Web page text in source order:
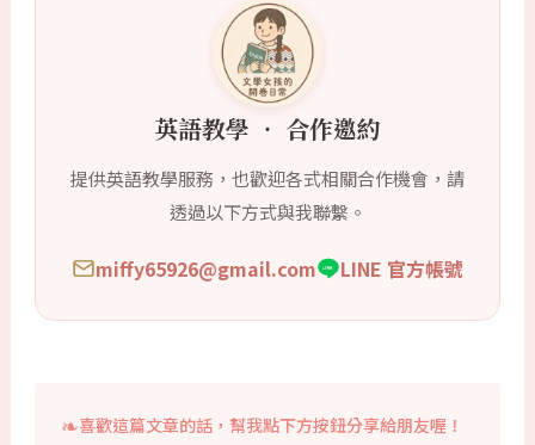
英語教學 ‧ 合作邀約
提供英語教學服務，也歡迎各式相關合作機會，請
透過以下方式與我聯繫。
miffy65926@gmail.com LINE 官方帳號
喜歡這篇文章的話，幫我點下方按鈕分享給朋友喔！